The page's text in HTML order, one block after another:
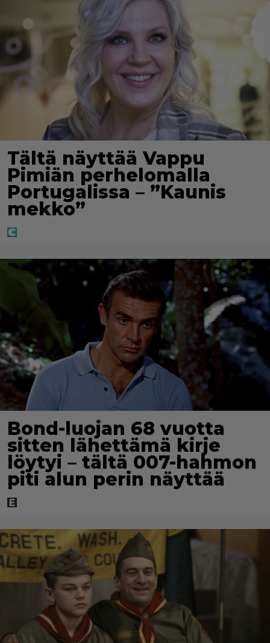
Tältä näyttää Vappu
Pimiän perhelomalla
Portugalissa – ”Kaunis
mekko”
Bond-luojan 68 vuotta
sitten lähettämä kirje
löytyi – tältä 007-hahmon
piti alun perin näyttää